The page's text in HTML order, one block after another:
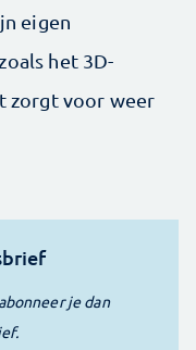
eigen
het 3D-
zorgt voor weer
je dan